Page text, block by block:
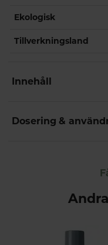
Ekologisk
Tillverkningsland
Innehåll
Dosering &